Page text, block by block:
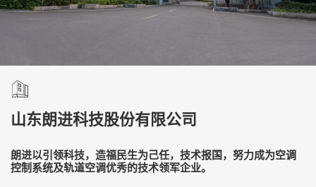
山东朗进科技股份有限公司
朗进以引领科技，造福民生为己任，技术报国，努力成为空调
控制系统及轨道空调优秀的技术领军企业。